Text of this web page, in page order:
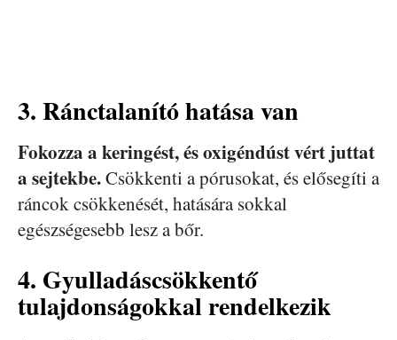
3. Ránctalanító hatása van
Fokozza a keringést, és oxigéndúst vért juttat
a sejtekbe.Csökkenti a pórusokat, és elősegíti a
ráncok csökkenését, hatására sokkal
egészségesebb lesz a bőr.
4. Gyulladáscsökkentő
tulajdonságokkal rendelkezik